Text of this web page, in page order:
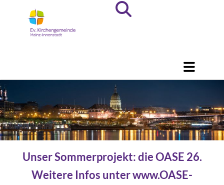
Unser Sommerprojekt: die OASE 26.
Weitere Infos unter www.OASE-